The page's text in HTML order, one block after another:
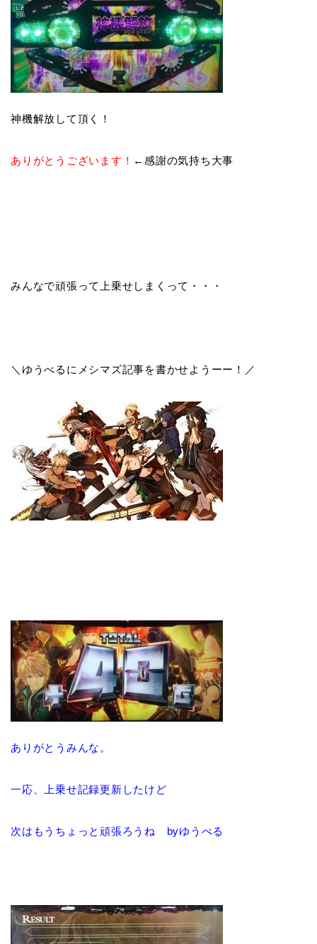
神機解放して頂く！
ありがとうございます！ ←感謝の気持ち大事
みんなで頑張って上乗せしまくって・・・
＼ゆうべるにメシマズ記事を書かせようーー！／
ありがとうみんな。
一応、上乗せ記録更新したけど
次はもうちょっと頑張ろうね byゆうべる